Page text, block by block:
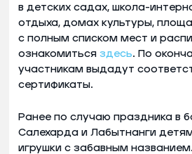
в детских садах, школа-
отдыха, домах культуры,
с полным списком мест и
ознакомиться здесь. По
участникам выдадут
сертификаты.
Ранее по случаю праздника в
Салехарда и Лабытнанги
игрушки с забавным названием.